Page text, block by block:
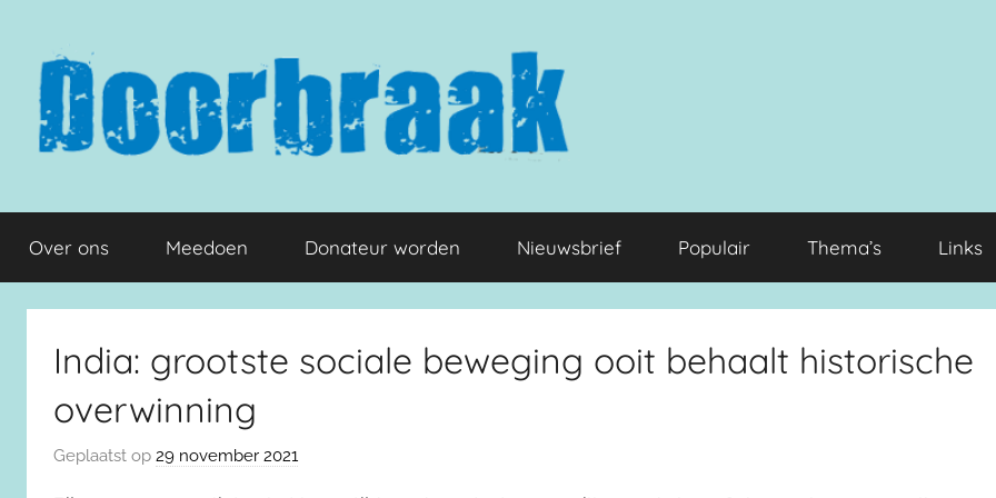
inhoud
springen
Doorbraak.eu
Over ons Meedoen Donateur worden Nieuwsbrief Populair Thema’s Links
India: grootste sociale beweging ooit behaalt historische
overwinning
Geplaatst op 29 november 2021